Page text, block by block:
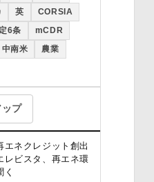
英 CORSIA
6条 mCDR
中南米 農業
ップ
エネクレジット創出
レビスタ、再エネ環
く